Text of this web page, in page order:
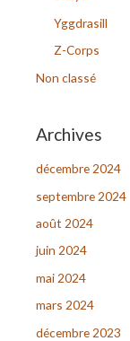
Yggdrasill
Z-Corps
Non classé
Archives
décembre 2024
septembre 2024
août 2024
juin 2024
mai 2024
mars 2024
décembre 2023